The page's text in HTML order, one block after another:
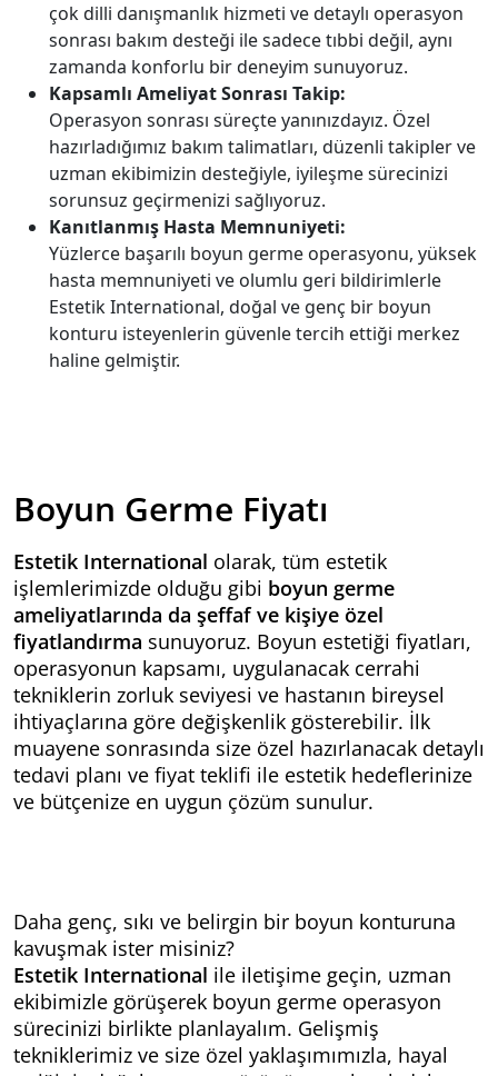
çok dilli danışmanlık hizmeti ve detaylı operasyon
sonrası bakım desteği ile sadece tıbbi değil, aynı
zamanda konforlu bir deneyim sunuyoruz.
Kapsamlı Ameliyat Sonrası Takip:
Operasyon sonrası süreçte yanınızdayız. Özel
hazırladığımız bakım talimatları, düzenli takipler ve
uzman ekibimizin desteğiyle, iyileşme sürecinizi
sorunsuz geçirmenizi sağlıyoruz.
Kanıtlanmış Hasta Memnuniyeti:
Yüzlerce başarılı boyun germe operasyonu, yüksek
hasta memnuniyeti ve olumlu geri bildirimlerle
Estetik International, doğal ve genç bir boyun
konturu isteyenlerin güvenle tercih ettiği merkez
haline gelmiştir.
Boyun Germe Fiyatı
Estetik International olarak, tüm estetik
işlemlerimizde olduğu gibi boyun germe
ameliyatlarında da şeffaf ve kişiye özel
fiyatlandırma sunuyoruz. Boyun estetiği fiyatları,
operasyonun kapsamı, uygulanacak cerrahi
tekniklerin zorluk seviyesi ve hastanın bireysel
ihtiyaçlarına göre değişkenlik gösterebilir. İlk
muayene sonrasında size özel hazırlanacak detaylı
tedavi planı ve fiyat teklifi ile estetik hedeflerinize
ve bütçenize en uygun çözüm sunulur.
Daha genç, sıkı ve belirgin bir boyun konturuna
kavuşmak ister misiniz?
Estetik International ile iletişime geçin, uzman
ekibimizle görüşerek boyun germe operasyon
sürecinizi birlikte planlayalım. Gelişmiş
tekniklerimiz ve size özel yaklaşımımızla, hayal